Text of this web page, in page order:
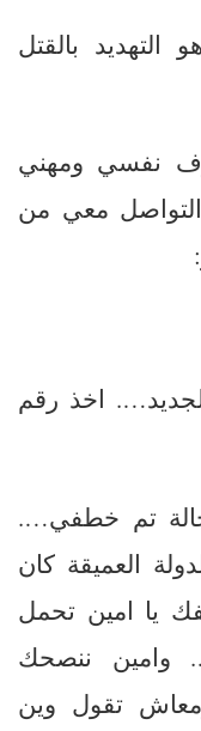
بالقتل
نفسي ومهني
معي من
اخذ رقم
تم خطفي….
العميقة كان
يا امين تحمل
وامين ننصحك
تقول وين